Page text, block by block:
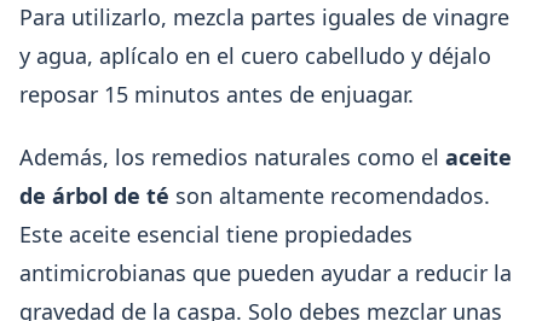
Para utilizarlo, mezcla partes iguales de vinagre
y agua, aplícalo en el cuero cabelludo y déjalo
reposar 15 minutos antes de enjuagar.
Además, los remedios naturales como el aceite
de árbol de té son altamente recomendados.
Este aceite esencial tiene propiedades
antimicrobianas que pueden ayudar a reducir la
gravedad de la caspa. Solo debes mezclar unas